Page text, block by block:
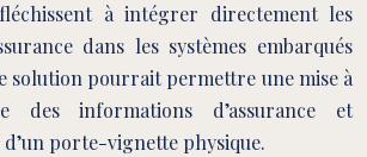
à intégrer directement les
dans les systèmes embarqués
solution pourrait permettre une mise à
des informations d’assurance et
porte-vignette physique.